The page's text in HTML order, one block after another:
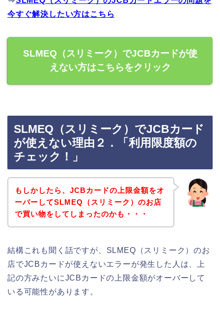
今すぐ解決したい方はこちら
SLMEQ（スリミーク）でJCBカードが使
えない方はこちらをクリック
SLMEQ（スリミーク）でJCBカード
が使えない理由２．「利用限度額の
チェック！」
もしかしたら、JCBカードの上限金額をオ
ーバーしてSLMEQ（スリミーク）のお店
で買い物をしてしまったのかも・・・
結構これも聞く話ですが、SLMEQ（スリミーク）のお
店でJCBカードが使えないエラーが発生した人は、上
記の方みたいにJCBカードの上限金額がオーバーして
いる可能性があります。